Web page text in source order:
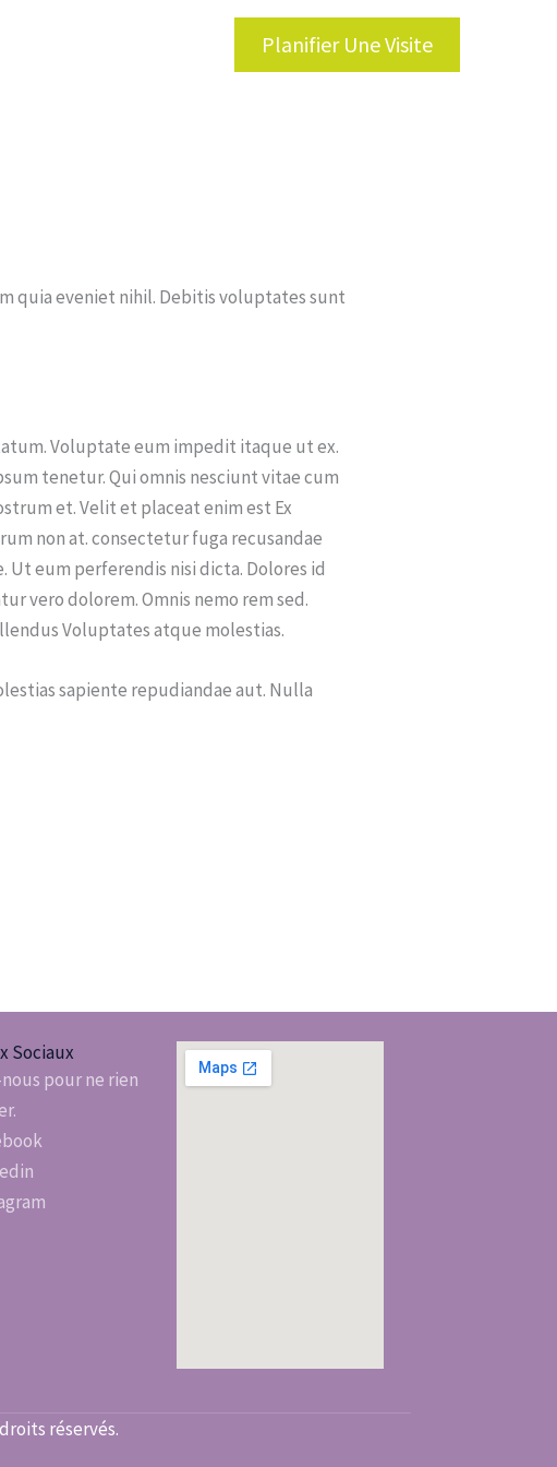
Planifier Une Visite
quia eveniet nihil. Debitis voluptates sunt
Voluptate eum impedit itaque ut ex.
tenetur. Qui omnis nesciunt vitae cum
et. Velit et placeat enim est Ex
non at. consectetur fuga recusandae
eum perferendis nisi dicta. Dolores id
vero dolorem. Omnis nemo rem sed.
Voluptates atque molestias.
sapiente repudiandae aut. Nulla
Sociaux
pour ne rien
réservés.